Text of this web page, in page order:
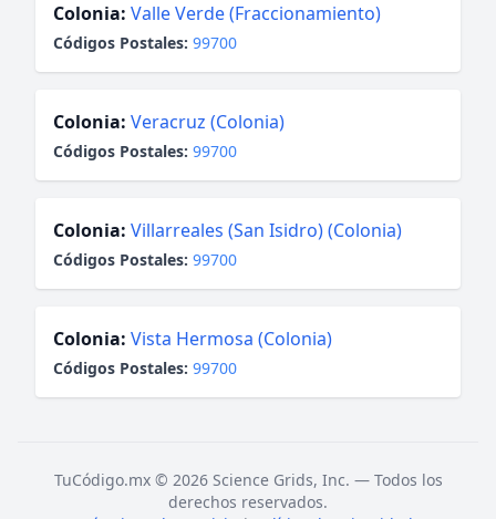
Colonia: Valle Verde (Fraccionamiento)
Códigos Postales: 99700
Colonia: Veracruz (Colonia)
Códigos Postales: 99700
Colonia: Villarreales (San Isidro) (Colonia)
Códigos Postales: 99700
Colonia: Vista Hermosa (Colonia)
Códigos Postales: 99700
TuCódigo.mx © 2026 Science Grids, Inc. — Todos los
derechos reservados.